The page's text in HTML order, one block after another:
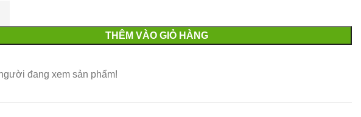
THÊM VÀO GIỎ HÀNG
đang xem sản phẩm!